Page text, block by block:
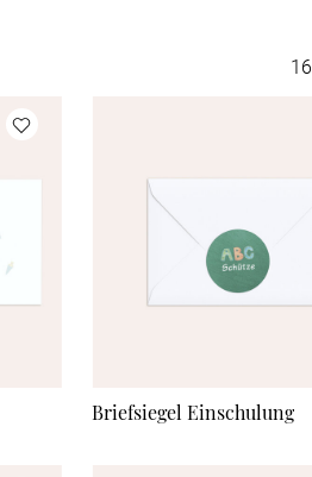
16
Briefsiegel Einschulung